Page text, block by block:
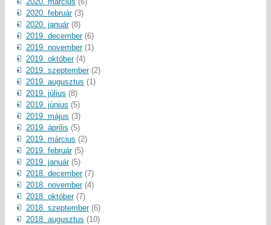
2020. február(3)
2020. január(8)
2019. december(6)
2019. november(1)
2019. október(4)
2019. szeptember(2)
2019. augusztus (1)
2019. július (8)
2019. június (5)
2019. május (3)
2019. április (5)
2019. március (2)
2019. február(5)
2019. január(5)
2018. december(7)
2018. november(4)
2018. október(7)
2018. szeptember(6)
2018. augusztus (10)